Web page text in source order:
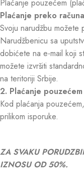
Plaćanje pouzećem
Plaćanje preko
Svoju narudžbu možete
Narudžbenicu sa
dobićete na e-mail koji
možete izvršiti
na teritoriji Srbije.
2. Plaćanje
Kod plaćanja
prilikom isporuke.
ZA SVAKU
IZNOSU OD 50%.